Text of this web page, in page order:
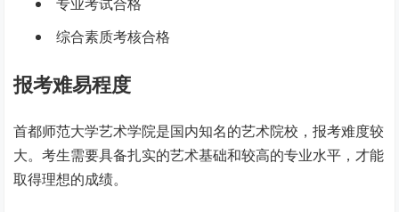
综合素质考核合格
报考难易程度
首都师范大学艺术学院是国内知名的艺术院校，报考难度较
大。考生需要具备扎实的艺术基础和较高的专业水平，才能
取得理想的成绩。